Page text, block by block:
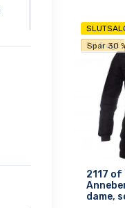
Fri fragt
Spar 30
2117 of
dame,